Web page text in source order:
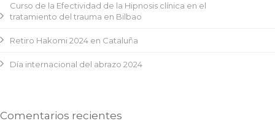
Curso de la Efectividad de la Hipnosis clínica en el
tratamiento del trauma en Bilbao
Retiro Hakomi 2024 en Cataluña
Día internacional del abrazo 2024
Comentarios recientes